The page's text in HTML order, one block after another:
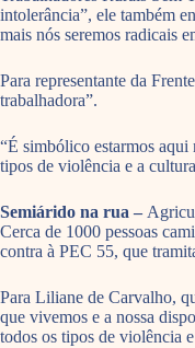
intolerância”, ele também
mais nós seremos radicais
Para representante da
trabalhadora”.
“É simbólico estarmos aqui
tipos de violência e a
Semiárido na rua –
Cerca de 1000 pessoas
contra à PEC 55, que
Para Liliane de Carvalho,
que vivemos e a nossa
todos os tipos de violência